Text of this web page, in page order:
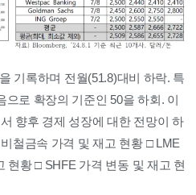
기록하며 전월(51.8)대비 하락. 특
으로 확장의 기준인 50을 하회. 이
향후 경제 성장에 대한 전망이 하
철금속 가격 및 재고 현황 □ LME
현황 □ SHFE 가격 변동 및 재고 현